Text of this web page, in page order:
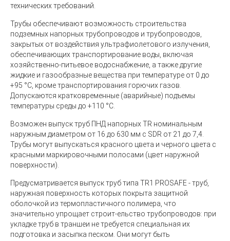
технических требований.
Трубы обеспечивают возможность строительства
подземных напорных трубопроводов и трубопроводов,
закрытых от воздействия ультрафиолетового излучения,
обеспечивающих транспортирование воды, включая
хозяйственно-питьевое водоснабжение, а также другие
жидкие и газообразные вещества при температуре от 0 до
+95 °С, кроме транспортирования горючих газов.
Допускаются кратковременные (аварийные) подъемы
температуры среды до +110 °С.
Возможен выпуск труб ПНД напорных TR номинальным
наружным диаметром от 16 до 630 мм с SDR от 21 до 7,4.
Трубы могут выпускаться красного цвета и черного цвета с
красными маркировочными полосами (цвет наружной
поверхности).
Предусматривается выпуск труб типа TR1 PROSAFE - труб,
наружная поверхность которых покрыта защитной
оболочкой из термопластичного полимера, что
значительно упрощает строит-ельство трубопроводов: при
укладке труб в траншеи не требуется специальная их
подготовка и засыпка песком. Они могут быть